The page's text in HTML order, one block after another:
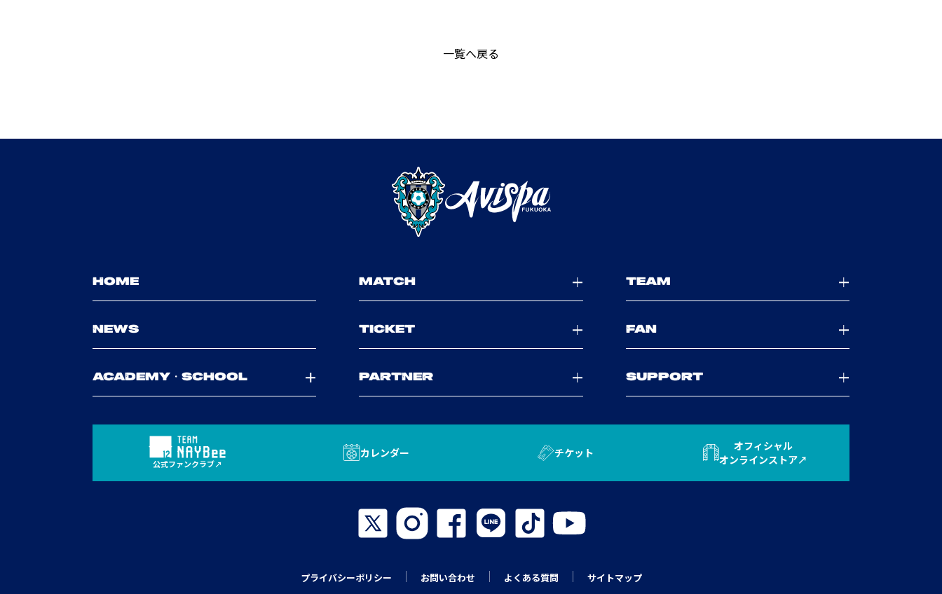
一覧へ戻る
HOME MATCH TEAM
NEWS TICKET FAN
ACADEMY・SCHOOL PARTNER SUPPORT
公式ファンクラブ
カレンダー チケット
オフィシャル
オンラインストア
プライバシーポリシー お問い合わせ よくある質問 サイトマップ